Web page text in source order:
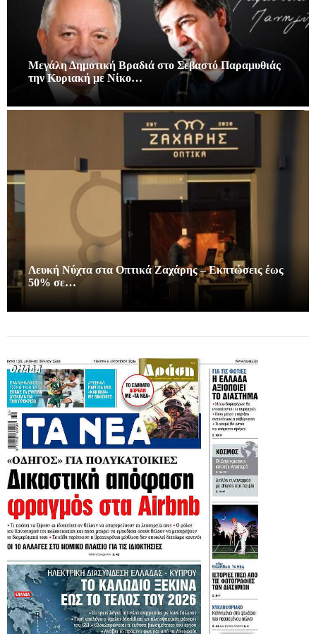
Μεγάλη Δημοτική Βραδιά στο Σεβαστό Παραμυθιάς
την Κυριακή με Νίκο…
Λευκή Νύχτα στα Οπτικά Ζαχάρης – Εκπτώσεις έως
50% σε…